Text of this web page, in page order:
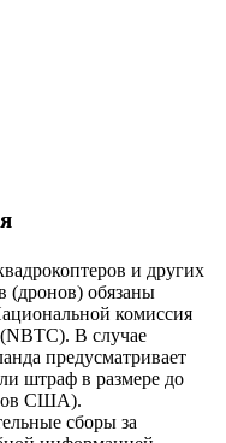
и других
(дронов) обязаны
комиссия
В случае
предусматривает
штраф в размере до
США).
сборы за